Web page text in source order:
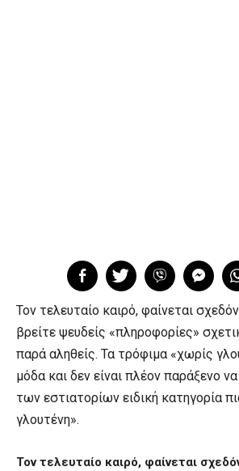
Τον τελευταίο καιρό, φαίνεται
βρείτε ψευδείς «πληροφορίες»
παρά αληθείς. Τα τρόφιμα «χωρίς
μόδα και δεν είναι πλέον παράξενο
των εστιατορίων ειδική κατηγορία
γλουτένη».
Τον τελευταίο καιρό, φαίνεται